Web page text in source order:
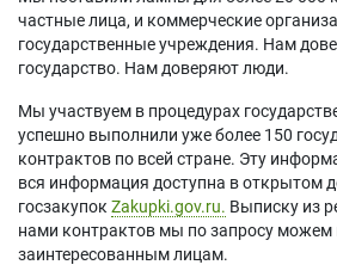
частные лица, и коммерческие
государственные учреждения. Нам
государство. Нам доверяют люди.
Мы участвуем в процедурах
успешно выполнили уже более 150
контрактов по всей стране. Эту
вся информация доступна в открытом
госзакупок Zakupki.gov.ru. Выписку из
нами контрактов мы по запросу можем
заинтересованным лицам.